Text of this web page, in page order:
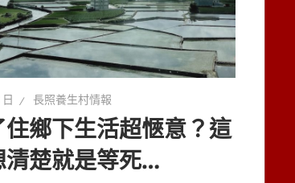
長照養生村情報
鄉下生活超愜意？這
清楚就是等死…